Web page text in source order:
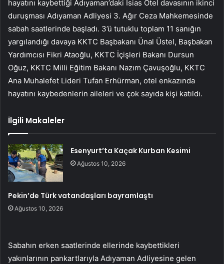
hayatını kaybettiği Adıyaman’daki İsias Otel davasının ikinci
duruşması Adıyaman Adliyesi 3. Ağır Ceza Mahkemesinde
sabah saatlerinde başladı. 3’ü tutuklu toplam 11 sanığın
yargılandığı davaya KKTC Başbakanı Ünal Üstel, Başbakan
Yardımcısı Fikri Ataoğlu, KKTC İçişleri Bakanı Dursun
Oğuz, KKTC Milli Eğitim Bakanı Nazım Çavuşoğlu, KKTC
Ana Muhalefet Lideri Tufan Erhürman, otel enkazında
hayatını kaybedenlerin aileleri ve çok sayıda kişi katıldı.
İlgili Makaleler
Esenyurt’ta Kaçak Kurban Kesimi
Ağustos 10, 2026
Pekin’de Türk vatandaşları bayramlaştı
Ağustos 10, 2026
Sabahın erken saatlerinde ellerinde kaybettikleri
yakınlarının pankartlarıyla Adıyaman Adliyesine gelen